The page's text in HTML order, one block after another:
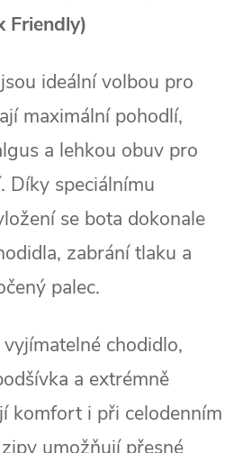
Friendly)
ideální volbou pro
maximální pohodlí,
a lehkou obuv pro
Díky speciálnímu
se bota dokonale
zabrání tlaku a
palec.
chodidlo,
a extrémně
komfort i při celodenním
umožňují přesné